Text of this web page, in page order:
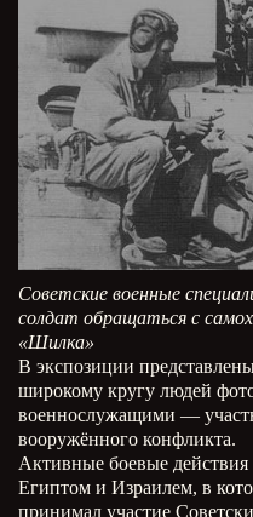
Советские военные
солдат обращаться с
«Шилка»
В экспозиции
широкому кругу людей
военнослужащими —
вооружённого конфликта.
Активные боевые
Египтом и Израилем, в
принимал участие